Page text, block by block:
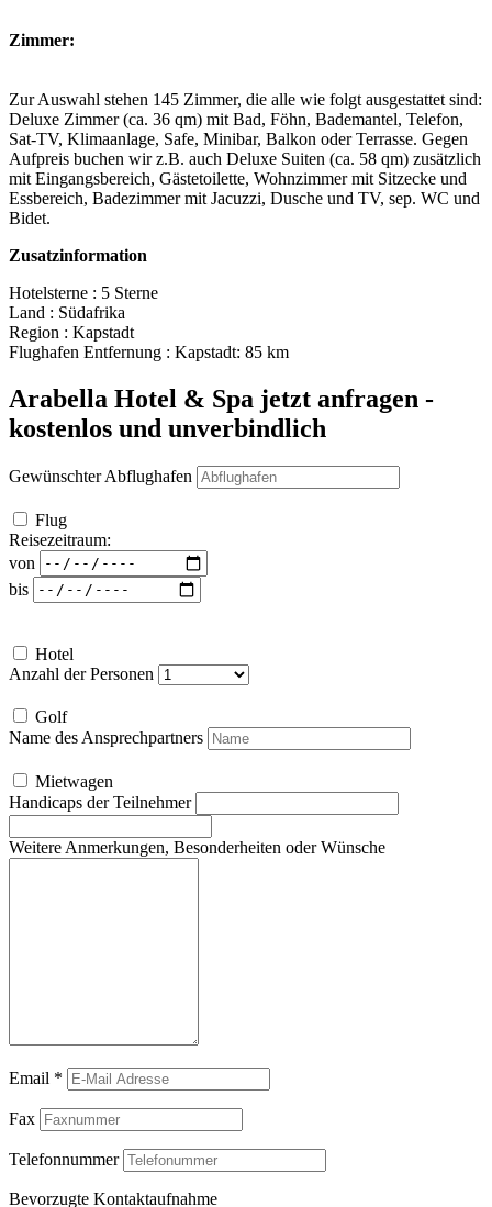
Zimmer:
Zur Auswahl stehen 145 Zimmer, die alle wie folgt ausgestattet sind:
Deluxe Zimmer (ca. 36 qm) mit Bad, Föhn, Bademantel, Telefon,
Sat-TV, Klimaanlage, Safe, Minibar, Balkon oder Terrasse. Gegen
Aufpreis buchen wir z.B. auch Deluxe Suiten (ca. 58 qm) zusätzlich
mit Eingangsbereich, Gästetoilette, Wohnzimmer mit Sitzecke und
Essbereich, Badezimmer mit Jacuzzi, Dusche und TV, sep. WC und
Bidet.
Zusatzinformation
Hotelsterne : 5 Sterne
Land : Südafrika
Region : Kapstadt
Flughafen Entfernung : Kapstadt: 85 km
Arabella Hotel & Spa jetzt anfragen -
kostenlos und unverbindlich
Gewünschter Abflughafen
Flug
Reisezeitraum:
von
bis
Hotel
Anzahl der Personen
Golf
Name des Ansprechpartners
Mietwagen
Handicaps der Teilnehmer
Weitere Anmerkungen, Besonderheiten oder Wünsche
Email *
Fax
Telefonnummer
Bevorzugte Kontaktaufnahme